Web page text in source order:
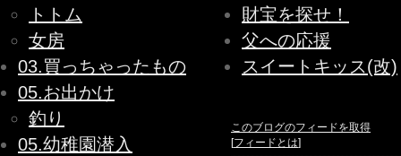
トトム
女房
03.買っちゃったもの
05.お出かけ
釣り
05.幼稚園潜入
財宝を探せ！
父への応援
スイートキッス(改)
このブログのフィードを取得
[フィードとは]